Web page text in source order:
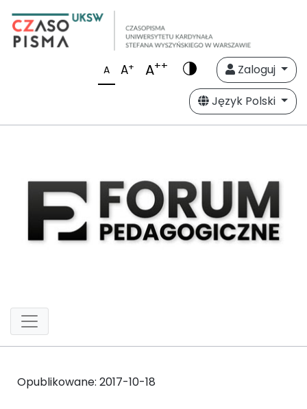
A A+ A++
Zaloguj
Język Polski
Opublikowane: 2017-10-18